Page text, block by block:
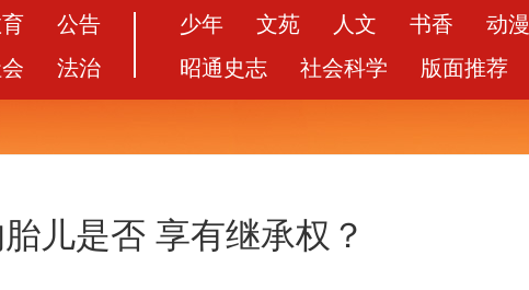
公告
法治
少年 文苑 人文 书香
动漫
昭通史志
社会科学 版面推荐
儿是否 享有继承权？